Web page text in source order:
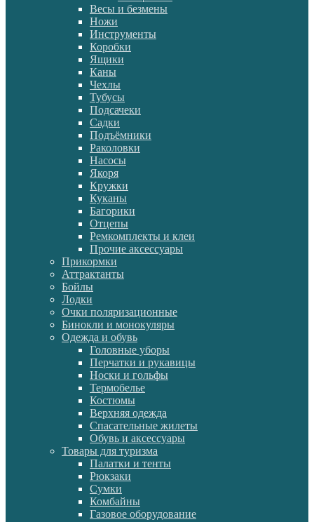
Весы и безмены
Ножи
Инструменты
Коробки
Ящики
Каны
Чехлы
Тубусы
Подсачеки
Садки
Подъёмники
Раколовки
Насосы
Якоря
Кружки
Куканы
Багорики
Отцепы
Ремкомплекты и клеи
Прочие аксессуары
Прикормки
Аттрактанты
Бойлы
Лодки
Очки поляризационные
Бинокли и монокуляры
Одежда и обувь
Головные уборы
Перчатки и рукавицы
Носки и гольфы
Термобелье
Костюмы
Верхняя одежда
Спасательные жилеты
Обувь и аксессуары
Товары для туризма
Палатки и тенты
Рюкзаки
Сумки
Комбайны
Газовое оборудование